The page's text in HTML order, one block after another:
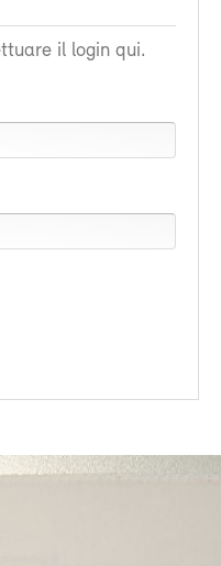
il login qui.